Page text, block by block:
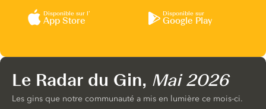
Disponible sur l’
App Store
Disponible sur
Google Play
Le Radar du Gin, Mai 2026
Les gins que notre communauté a mis en lumière ce mois-ci.